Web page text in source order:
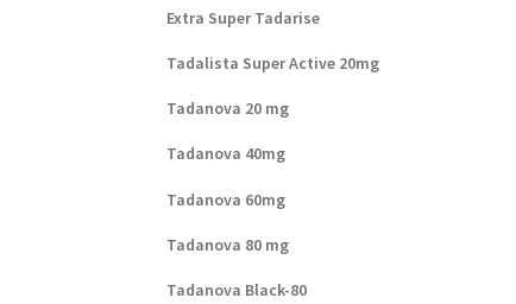
Extra Super Tadarise
Tadalista Super Active 20mg
Tadanova 20 mg
Tadanova 40mg
Tadanova 60mg
Tadanova 80 mg
Tadanova Black-80